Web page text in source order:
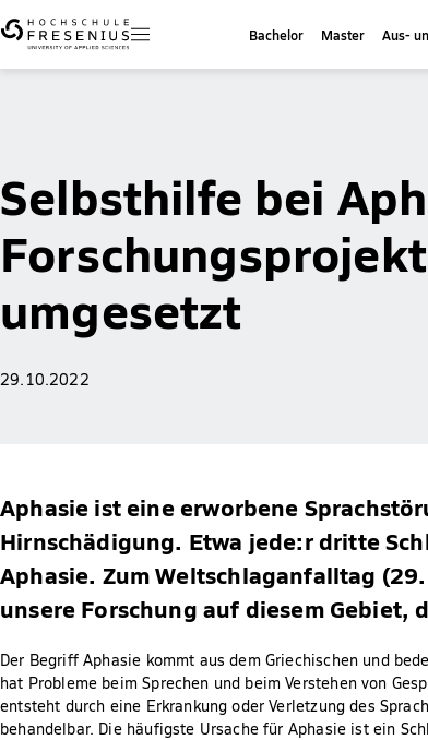
Bachelor Master Aus-
Selbsthilfe bei
umgesetzt
29.10.2022
Aphasie ist eine erworbene
Hirnschädigung. Etwa jede:r dritte
Aphasie. Zum Weltschlaganfalltag
unsere Forschung auf diesem
Der Begriff Aphasie kommt aus dem Griechischen und
hat Probleme beim Sprechen und beim Verstehen von
entsteht durch eine Erkrankung oder Verletzung des
behandelbar. Die häufigste Ursache für Aphasie ist ein